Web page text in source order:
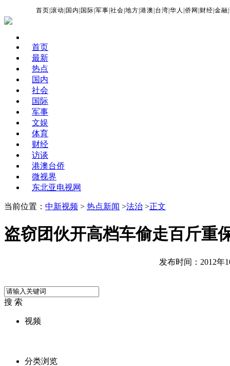
首页 |滚动 国内 国际 |军事 |社会 |地方 |港澳 台湾 |华人 |侨网 财经 |金融 |
首页
最新
热点
国内
社会
国际
军事
文娱
体育
财经
访谈
港澳台侨
微视界
东北亚电视网
当前位置： 中新视频 > 热点新闻 >法治 >正文
盗窃团伙开高档车偷走百斤重
发布时间：2012年
搜 索
视频
分类浏览